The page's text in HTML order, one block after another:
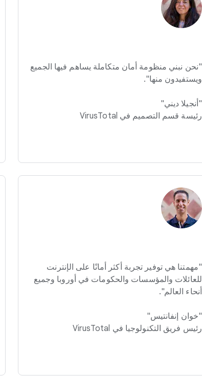
"نحن نبني منظومة أمان متكاملة يساهم فيها الجميع
ويستفيدون منها".
"أنجيلا ديني"
رئيسة قسم التصميم في VirusTotal
"مهمتنا هي توفير تجربة أكثر أمانًا على الإنترنت
للعائلات والمؤسسات والحكومات في أوروبا وجميع
أنحاء العالم".
"خوان إنفانتيس"
رئيس فريق التكنولوجيا في VirusTotal